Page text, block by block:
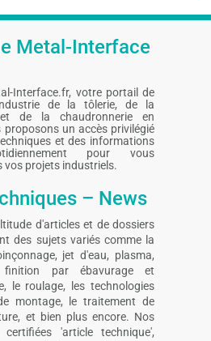
Metal-Interface
Interface.fr, votre portail de
de la tôlerie, de la
et de la chaudronnerie en
proposons un accès privilégié
et des informations
pour vous
vos projets industriels.
– News
d'articles et de dossiers
des sujets variés comme la
jet d'eau, plasma,
finition par ébavurage et
le roulage, les technologies
montage, le traitement de
et bien plus encore. Nos
'article technique',